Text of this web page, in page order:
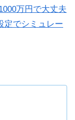
万円で大丈夫
定でシミュレー